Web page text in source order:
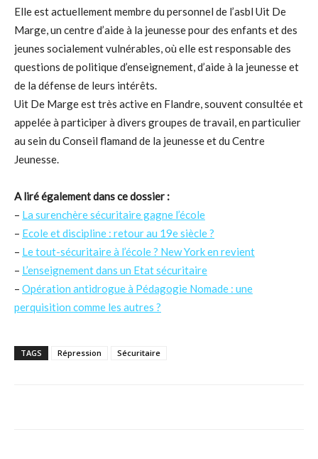
Elle est actuellement membre du personnel de l’asbl Uit De
Marge, un centre d’aide à la jeunesse pour des enfants et des
jeunes socialement vulnérables, où elle est responsable des
questions de politique d’enseignement, d’aide à la jeunesse et
de la défense de leurs intérêts.
Uit De Marge est très active en Flandre, souvent consultée et
appelée à participer à divers groupes de travail, en particulier
au sein du Conseil flamand de la jeunesse et du Centre
Jeunesse.
A liré également dans ce dossier :
– La surenchère sécuritaire gagne l’école
– Ecole et discipline : retour au 19e siècle ?
– Le tout-sécuritaire à l’école ? New York en revient
– L’enseignement dans un Etat sécuritaire
– Opération antidrogue à Pédagogie Nomade : une
perquisition comme les autres ?
TAGS Répression Sécuritaire